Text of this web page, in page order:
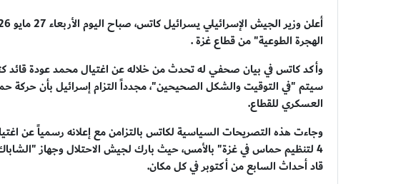
الهجرة الطوعية" من قطاع غزة .
وأكد كاتس في بيان صحفي له تحدث من خلاله عن اغتيال محمد عودة قائد
سيتم "في التوقيت والشكل الصحيحين"، مجدداً التزام إسرائيل بأن حركة
العسكري للقطاع.
وجاءت هذه التصريحات السياسية لكاتس بالتزامن مع إعلانه رسمياً عن
4 لتنظيم حماس في غزة" بالأمس، حيث بارك لجيش الاحتلال وجهاز
قاد أحداث السابع من أكتوبر في كل مكان.